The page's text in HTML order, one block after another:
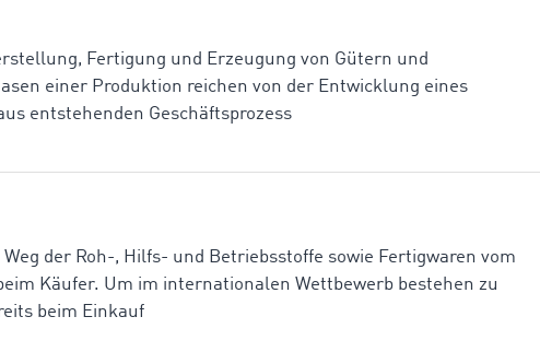
Fertigung und Erzeugung von Gütern und
einer Produktion reichen von der Entwicklung eines
entstehenden Geschäftsprozess
der Roh-, Hilfs- und Betriebsstoffe sowie Fertigwaren vom
Käufer. Um im internationalen Wettbewerb bestehen zu
beim Einkauf